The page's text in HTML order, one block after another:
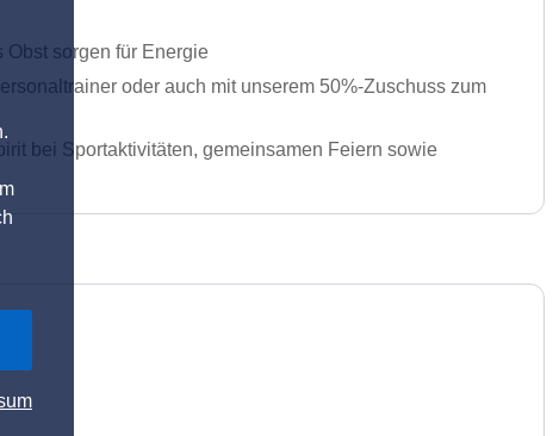
sorgen für Energie
oder auch mit unserem 50%-Zuschuss zum
bei Sportaktivitäten, gemeinsamen Feiern sowie